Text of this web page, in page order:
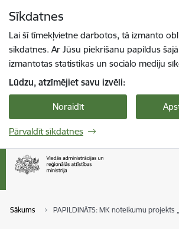
Sīkdatnes
Lai šī tīmekļvietne darbotos, tā izmanto
sīkdatnes. Ar Jūsu piekrišanu papildus
izmantotas statistikas un sociālo mediju
Lūdzu, atzīmējiet savu izvēli:
Noraidīt
Pārvaldīt sīkdatnes
Sākums PAPILDINĀTS: MK noteikumu